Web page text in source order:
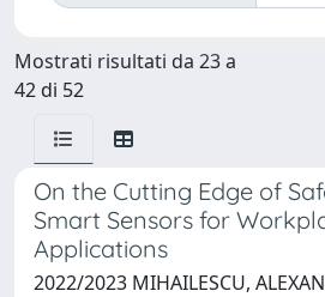
Mostrati risultati da 23 a
42 di 52
On the Cutting Edge of
Smart Sensors for
Applications
2022/2023 MIHAILESCU,